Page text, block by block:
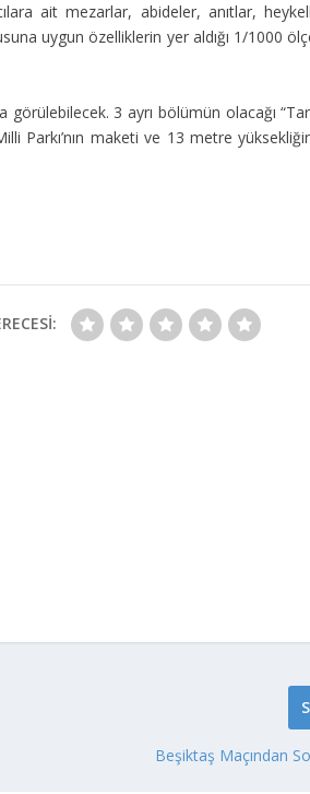
ait mezarlar, abideler, anıtlar,
uygun özelliklerin yer aldığı 1/1000
3 ayrı bölümün olacağı
Parkı’nın maketi ve 13 metre
Beşiktaş Maçından